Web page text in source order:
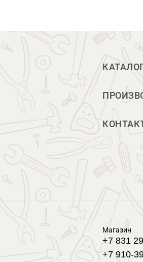
Магазин
+7 831
+7 910-